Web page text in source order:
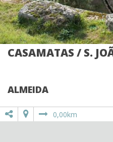
CASAMATAS / S.
ALMEIDA
0,00km